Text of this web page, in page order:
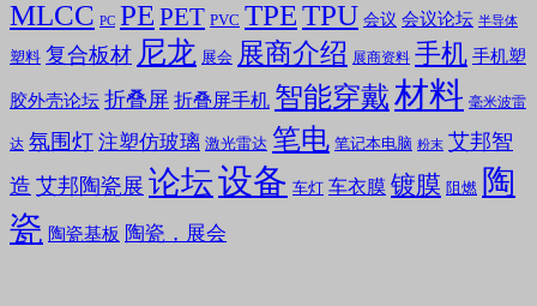
MLCC PC PE PET PVC TPETPU 会议 会议论坛 半导体
塑料 复合板材 尼龙 展会 展商介绍 展商资料 手机 手机塑
胶外壳论坛 折叠屏 折叠屏手机 智能穿戴材料 毫米波雷
达 氛围灯 注塑仿玻璃 激光雷达 笔电 笔记本电脑 粉末 艾邦智
造 艾邦陶瓷展 论坛设备 车灯 车衣膜 镀膜 阻燃 陶
瓷 陶瓷基板 陶瓷，展会